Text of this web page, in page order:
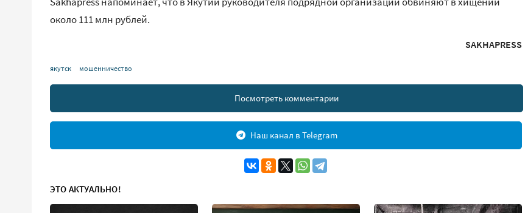
около 111 млн рублей.
SAKHAPRESS
якутск мошенничество
Посмотреть комментарии
Наш канал в Telegram
ЭТО АКТУАЛЬНО!